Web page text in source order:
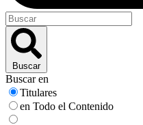
Buscar
Buscar en
Titulares
en Todo el Contenido